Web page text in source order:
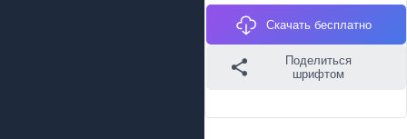
Скачать бесплатно
Поделиться
шрифтом